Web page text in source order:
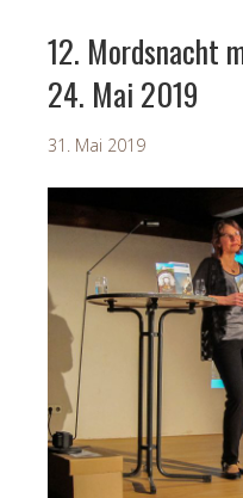
12. Mordsnacht
24. Mai 2019
31. Mai 2019